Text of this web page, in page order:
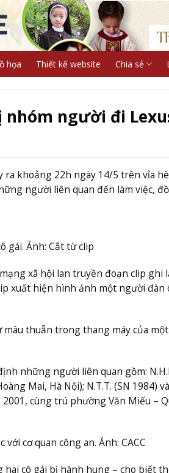
họa Thiết kế website Chia sẻ
nhóm người đi
khoảng 22h ngày 14/5 trên vỉa
người liên quan đến làm việc,
gái. Ảnh: Cắt từ clip
xã hội lan truyền đoạn clip
xuất hiện hình ảnh một người
thuẫn trong thang máy của
những người liên quan gồm:
Mai, Hà Nội); N.T.T. (SN 1984)
2001, cùng trú phường Văn Miếu –
cơ quan công an. Ảnh: CACC
cô gái bị hành hung – cho biết